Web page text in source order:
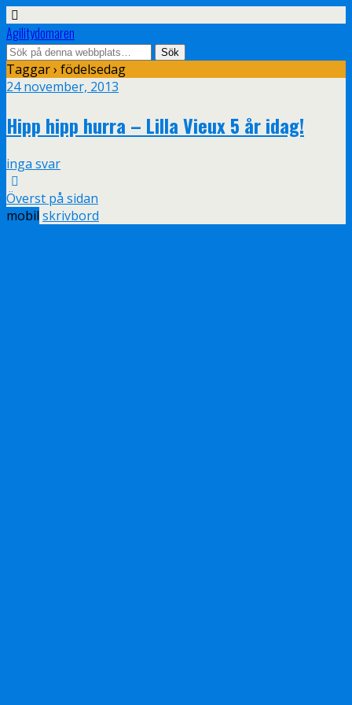
Agilitydomaren
Taggar › födelsedag
24 november, 2013
Hipp hipp hurra – Lilla Vieux 5 år idag!
inga svar
Överst på sidan
mobil skrivbord